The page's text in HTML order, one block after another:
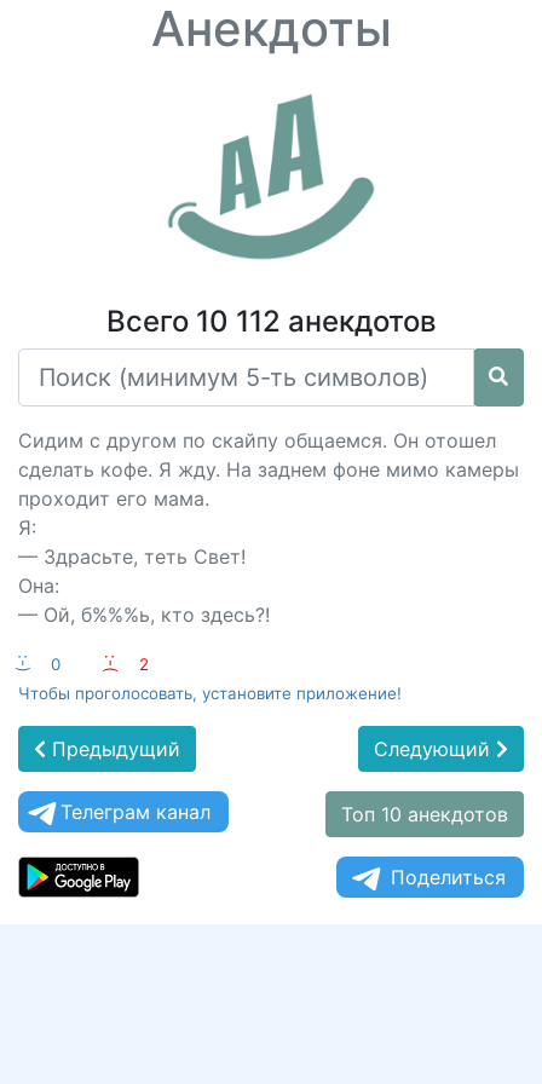
Анекдоты
Всего 10 112 анекдотов
Сидим с другом по скайпу общаемся. Он отошел
сделать кофе. Я жду. На заднем фоне мимо камеры
проходит его мама.
Я:
— Здрасьте, теть Свет!
Она:
— Ой, б%%%ь, кто здесь?!
:-) 0 :-(
2
Чтобы проголосовать, установите приложение!
Предыдущий Следующий
Телеграм канал Топ 10 анекдотов
Поделиться